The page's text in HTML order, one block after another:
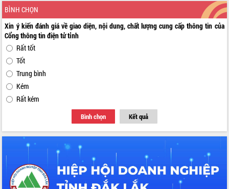
BÌNH CHỌN
Xin ý kiến đánh giá về giao diện, nội dung, chất lượng cung cấp thông tin của
Cổng thông tin điện tử tỉnh
Rất tốt
Tốt
Trung bình
Kém
Rất kém
Bình chọn Kết quả